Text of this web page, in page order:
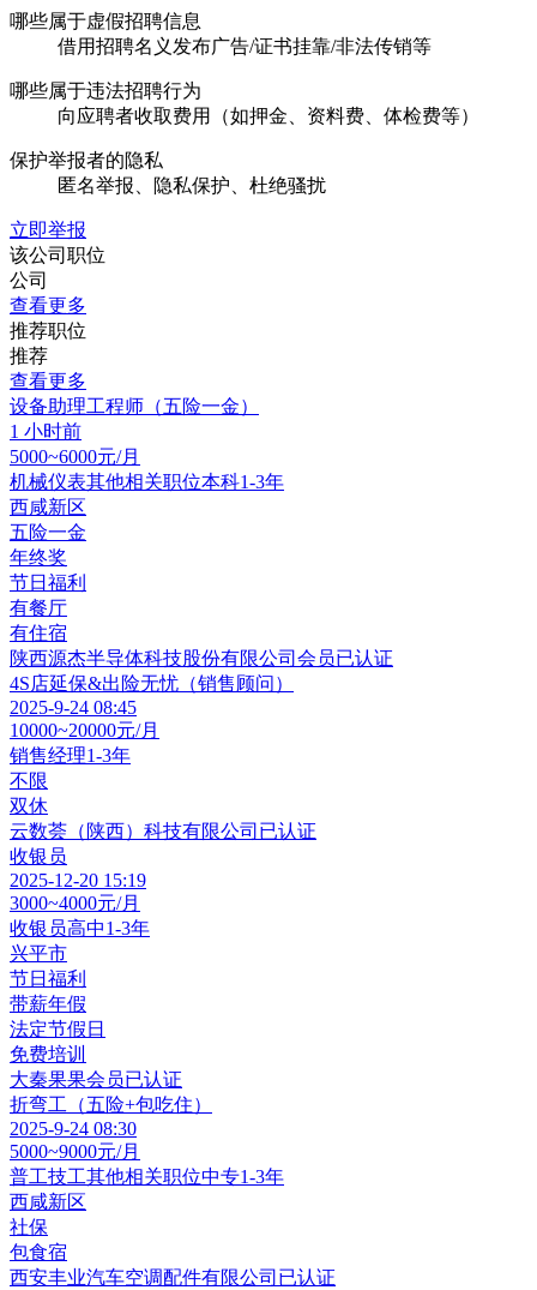
哪些属于虚假招聘信息
借用招聘名义发布广告/证书挂靠/非法传销等
哪些属于违法招聘行为
向应聘者收取费用（如押金、资料费、体检费等）
保护举报者的隐私
匿名举报、隐私保护、杜绝骚扰
立即举报
该公司职位
公司
查看更多
推荐职位
推荐
查看更多
设备助理工程师（五险一金）
1 小时前
5000~6000元/月
机械仪表其他相关职位本科1-3年
西咸新区
五险一金
年终奖
节日福利
有餐厅
有住宿
陕西源杰半导体科技股份有限公司 会员已认证
4S店延保&出险无忧（销售顾问）
2025-9-24 08:45
10000~20000元/月
销售经理1-3年
不限
双休
云数荟（陕西）科技有限公司 已认证
收银员
2025-12-20 15:19
3000~4000元/月
收银员高中1-3年
兴平市
节日福利
带薪年假
法定节假日
免费培训
大秦果果会员已认证
折弯工（五险+包吃住）
2025-9-24 08:30
5000~9000元/月
普工技工其他相关职位中专1-3年
西咸新区
社保
包食宿
西安丰业汽车空调配件有限公司 已认证